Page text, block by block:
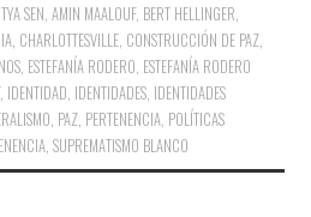
SEN, AMIN MAALOUF, BERT HELLINGER,
, CHARLOTTESVILLE, CONSTRUCCIÓN DE PAZ,
, ESTEFANÍA RODERO, ESTEFANÍA RODERO
, IDENTIDAD, IDENTIDADES, IDENTIDADES
, PAZ, PERTENENCIA, POLÍTICAS
,SUPREMATISMO BLANCO